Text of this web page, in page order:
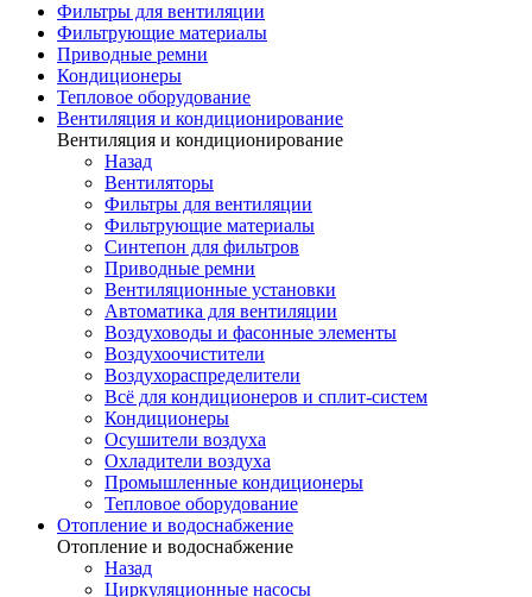
Фильтры для вентиляции
Фильтрующие материалы
Приводные ремни
Кондиционеры
Тепловое оборудование
Вентиляция и кондиционирование
Вентиляция и кондиционирование
Назад
Вентиляторы
Фильтры для вентиляции
Фильтрующие материалы
Синтепон для фильтров
Приводные ремни
Вентиляционные установки
Автоматика для вентиляции
Воздуховоды и фасонные элементы
Воздухоочистители
Воздухораспределители
Всё для кондиционеров и сплит-систем
Кондиционеры
Осушители воздуха
Охладители воздуха
Промышленные кондиционеры
Тепловое оборудование
Отопление и водоснабжение
Отопление и водоснабжение
Назад
Циркуляционные насосы